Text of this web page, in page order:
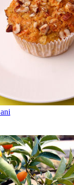
ani